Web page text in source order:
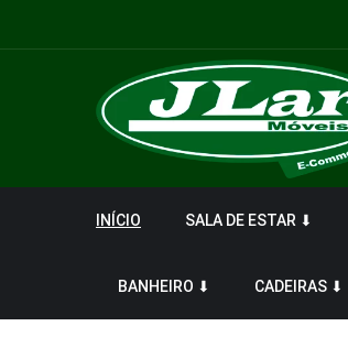
INÍCIO SALA DE ESTAR ⬇
BANHEIRO ⬇ CADEIRAS ⬇